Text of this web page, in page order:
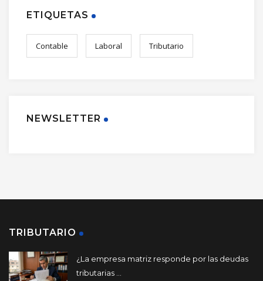
ETIQUETAS
Contable Laboral Tributario
NEWSLETTER
TRIBUTARIO
¿La empresa matriz responde por las deudas
tributarias ...